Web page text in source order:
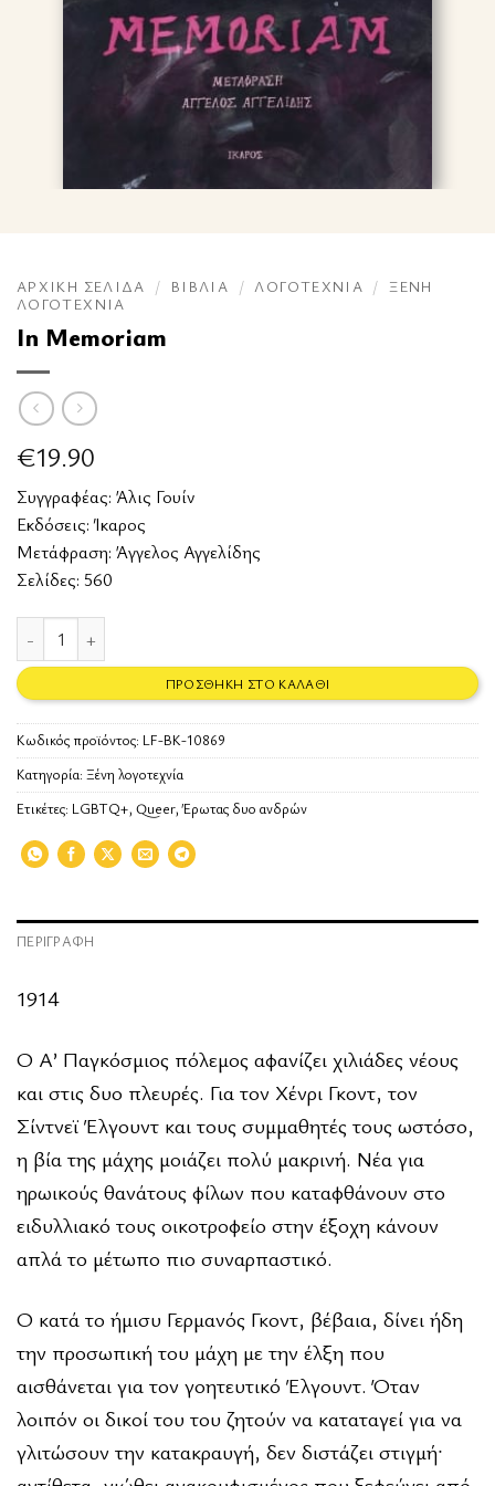
ΑΡΧΙΚΉ ΣΕΛΊΔΑ / ΒΙΒΛΊΑ / ΛΟΓΟΤΕΧΝΊΑ / ΞΈΝΗ
ΛΟΓΟΤΕΧΝΊΑ
In Memoriam
€19.90
Συγγραφέας: Άλις Γουίν
Εκδόσεις:Ίκαρος
Μετάφραση: Άγγελος Αγγελίδης
Σελίδες: 560
In Memoriam ποσότητα
ΠΡΟΣΘΉΚΗ ΣΤΟ ΚΑΛΆΘΙ
Κωδικός προϊόντος: LF-BK-10869
Κατηγορία: Ξένη λογοτεχνία
Ετικέτες: LGBTQ+, Queer,Έρωτας δυο ανδρών
ΠΕΡΙΓΡΑΦΉ
1914
Ο Α’ Παγκόσμιος πόλεμος αφανίζει χιλιάδες νέους
και στις δυο πλευρές. Για τον Χένρι Γκοντ, τον
Σίντνεϊ Έλγουντ και τους συμμαθητές τους ωστόσο,
η βία της μάχης μοιάζει πολύ μακρινή. Νέα για
ηρωικούς θανάτους φίλων που καταφθάνουν στο
ειδυλλιακό τους οικοτροφείο στην έξοχη κάνουν
απλά το μέτωπο πιο συναρπαστικό.
Ο κατά το ήμισυ Γερμανός Γκοντ, βέβαια, δίνει ήδη
την προσωπική του μάχη με την έλξη που
αισθάνεται για τον γοητευτικό Έλγουντ. Όταν
λοιπόν οι δικοί του του ζητούν να καταταγεί για να
γλιτώσουν την κατακραυγή, δεν διστάζει στιγμή·